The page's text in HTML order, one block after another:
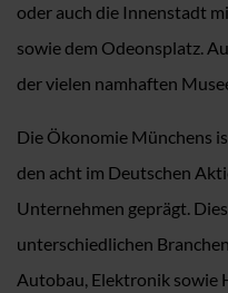
oder auch die Innenstadt
sowie dem Odeonsplatz.
der vielen namhaften
Die Ökonomie Münchens
den acht im Deutschen
Unternehmen geprägt.
unterschiedlichen
Autobau, Elektronik sowie